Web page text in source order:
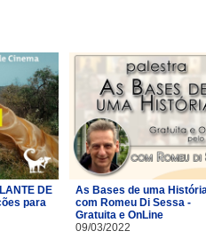
DE
para
As Bases de uma
com Romeu Di Sessa -
Gratuita e OnLine
09/03/2022